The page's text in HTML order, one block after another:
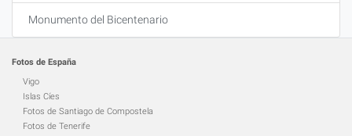
Monumento del Bicentenario
Fotos de España
Vigo
Islas Cíes
Fotos de Santiago de Compostela
Fotos de Tenerife